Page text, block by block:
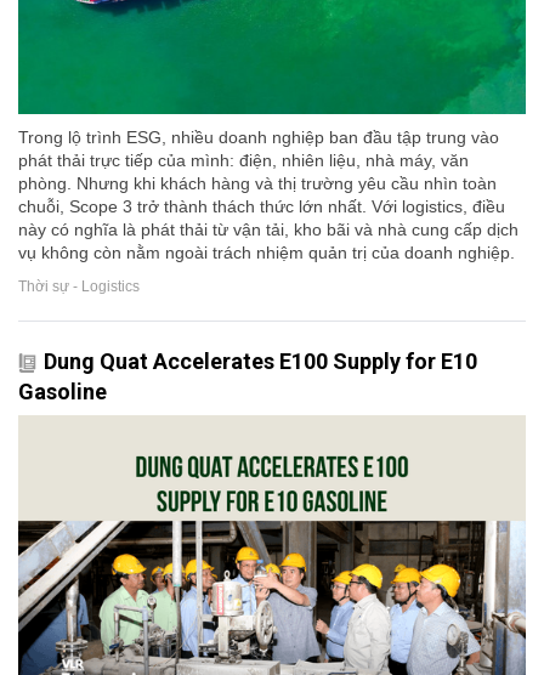
Trong lộ trình ESG, nhiều doanh nghiệp ban đầu tập trung vào
phát thải trực tiếp của mình: điện, nhiên liệu, nhà máy, văn
phòng. Nhưng khi khách hàng và thị trường yêu cầu nhìn toàn
chuỗi, Scope 3 trở thành thách thức lớn nhất. Với logistics, điều
này có nghĩa là phát thải từ vận tải, kho bãi và nhà cung cấp dịch
vụ không còn nằm ngoài trách nhiệm quản trị của doanh nghiệp.
Thời sự - Logistics
Dung Quat Accelerates E100 Supply for E10
Gasoline